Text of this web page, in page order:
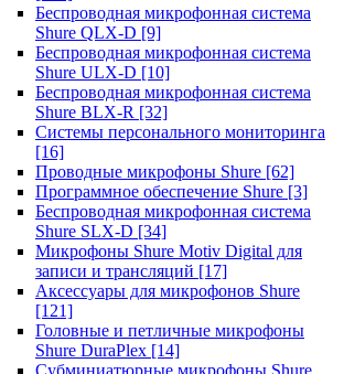
Беспроводная микрофонная система
Shure QLX-D [9]
Беспроводная микрофонная система
Shure ULX-D [10]
Беспроводная микрофонная система
Shure BLX-R [32]
Системы персонального мониторинга
[16]
Проводные микрофоны Shure [62]
Программное обеспечение Shure [3]
Беспроводная микрофонная система
Shure SLX-D [34]
Микрофоны Shure Motiv Digital для
записи и трансляций [17]
Аксессуары для микрофонов Shure
[121]
Головные и петличные микрофоны
Shure DuraPlex [14]
Субминиатюрные микрофоны Shure